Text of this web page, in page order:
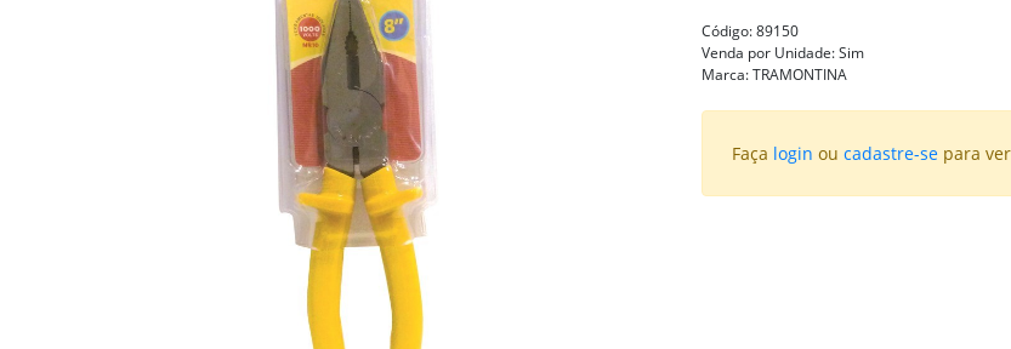
Código:89150
Venda por Unidade:Sim
Marca:TRAMONTINA
Faça login ou cadastre-separa